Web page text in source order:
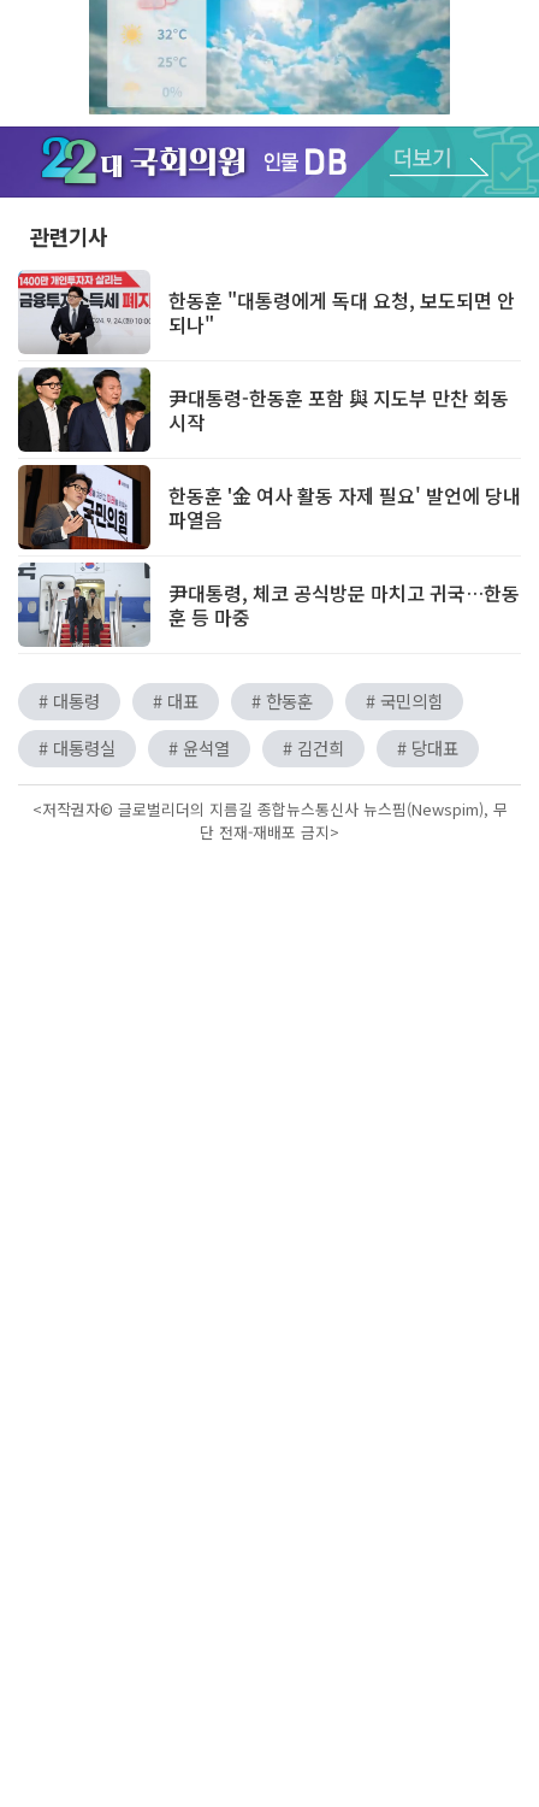
Unmute
관련기사
한동훈 "대통령에게 독대 요청, 보도되면 안
되나"
尹대통령-한동훈 포함 與 지도부 만찬 회동
시작
한동훈 '金 여사 활동 자제 필요' 발언에 당내
파열음
尹대통령, 체코 공식방문 마치고 귀국…한동
훈 등 마중
# 대통령 # 대표 # 한동훈
# 국민의힘
# 대통령실
# 윤석열 # 김건희 # 당대표
<저작권자© 글로벌리더의 지름길 종합뉴스통신사 뉴스핌(Newspim), 무
단 전재-재배포 금지>